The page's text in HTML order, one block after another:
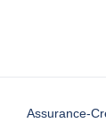
Assurance-